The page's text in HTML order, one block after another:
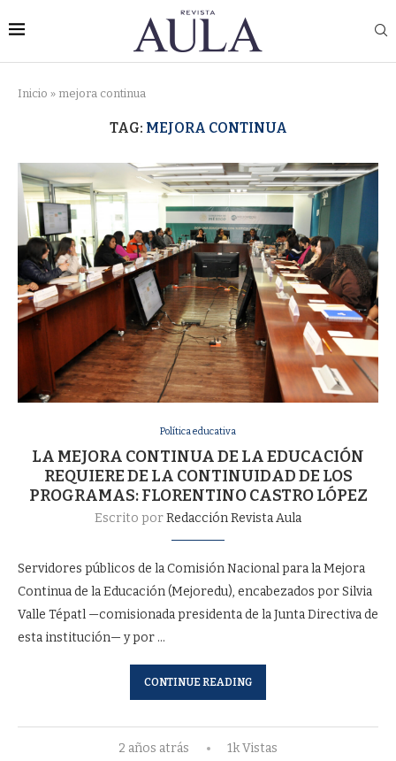
Inicio » mejora continua
TAG: MEJORA CONTINUA
Política educativa
LA MEJORA CONTINUA DE LA EDUCACIÓN
REQUIERE DE LA CONTINUIDAD DE LOS
PROGRAMAS: FLORENTINO CASTRO LÓPEZ
Escrito porRedacción Revista Aula
Servidores públicos de la Comisión Nacional para la Mejora
Continua de la Educación (Mejoredu), encabezados por Silvia
Valle Tépatl —comisionada presidenta de la Junta Directiva de
esta institución— y por …
CONTINUE READING
2 años atrás 1k Vistas